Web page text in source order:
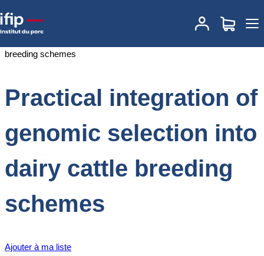
Accueil
Practical integration of genomic selection
into dairy cattle breeding schemes
Practical integration of
genomic selection into
dairy cattle breeding
schemes
Ajouter à ma liste